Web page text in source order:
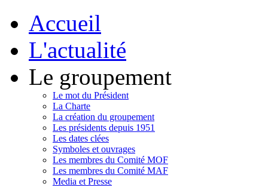
Accueil
L'actualité
Le groupement
Le mot du Président
La Charte
La création du groupement
Les présidents depuis 1951
Les dates clées
Symboles et ouvrages
Les membres du Comité MOF
Les membres du Comité MAF
Media et Presse